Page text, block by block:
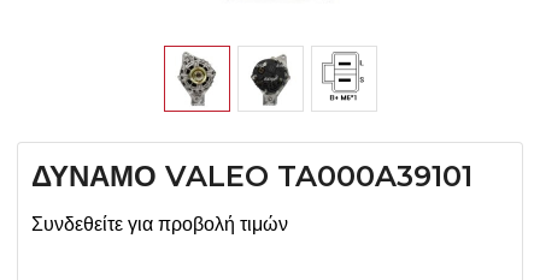
ΔΥΝΑΜΟ VALEO TA000A39101
Συνδεθείτε για προβολή τιμών